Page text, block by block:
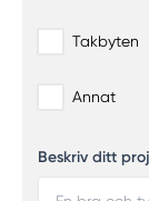
Takbyten
Annat
Beskriv ditt